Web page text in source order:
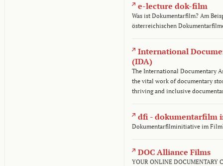
e-lecture dok-film
Was ist Dokumentarfilm? Am
österreichischen
International
(IDA)
The International Documentary
the vital work of documentary
thriving and inclusive
dfi - dokumentarfilm
Dokumentarfilminitiative im
DOC Alliance Films
YOUR ONLINE DOCUMENTARY